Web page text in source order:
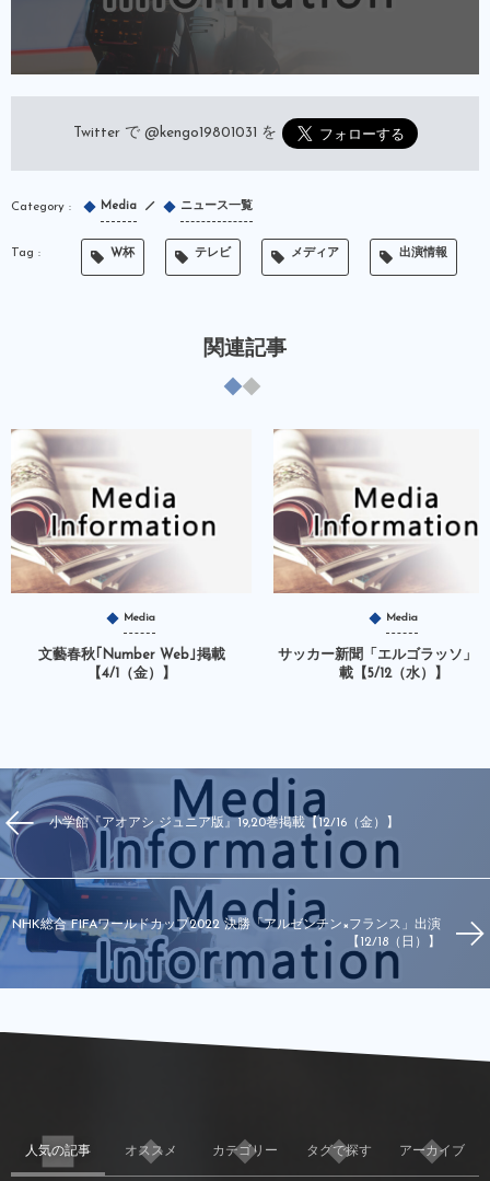
Twitter で @kengo19801031 を
Media ニュース一覧
W杯 テレビ メディア 出演情報
関連記事
Media
文藝春秋｢Number Web｣掲載
【4/1（金）】
Media
サッカー新聞「エルゴラッソ
載【5/12（水）】
小学館『アオアシ ジュニア版』19,20巻掲載【12/16（金）】
NHK総合 FIFAワールドカップ2022 決勝「アルゼンチン×フランス」出演
【12/18（日）】
人気の記事 オススメ カテゴリー タグで探す アーカイブ